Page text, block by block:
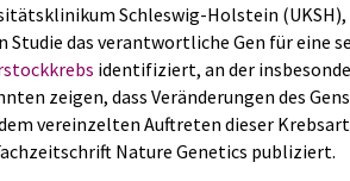
Schleswig-Holstein (UKSH),
das verantwortliche Gen für eine
identifiziert, an der
zeigen, dass Veränderungen des Gens
vereinzelten Auftreten dieser
Nature Genetics publiziert.